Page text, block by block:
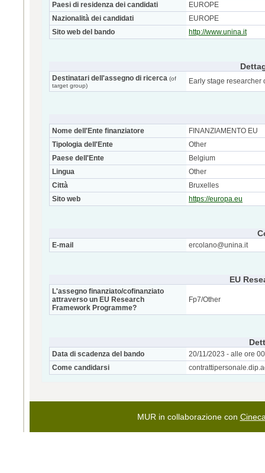
Paesi di residenza dei candidati
EUROPE
Nazionalità dei candidati
EUROPE
Sito web del bando
http://www.unina.it
Destinatari dell'assegno di ricerca (of
target group)
Early stage researcher
Nome dell'Ente finanziatore
FINANZIAMENTO EU
Tipologia dell'Ente
Other
Paese dell'Ente
Belgium
Lingua
Other
Città
Bruxelles
Sito web
https://europa.eu
E-mail ercolano@unina.it
EU
L'assegno finanziato/cofinanziato
attraverso un EU Research
Framework Programme?
Fp7/Other
Data di scadenza del bando
20/11/2023 - alle ore
Come candidarsi
MUR in collaborazione con